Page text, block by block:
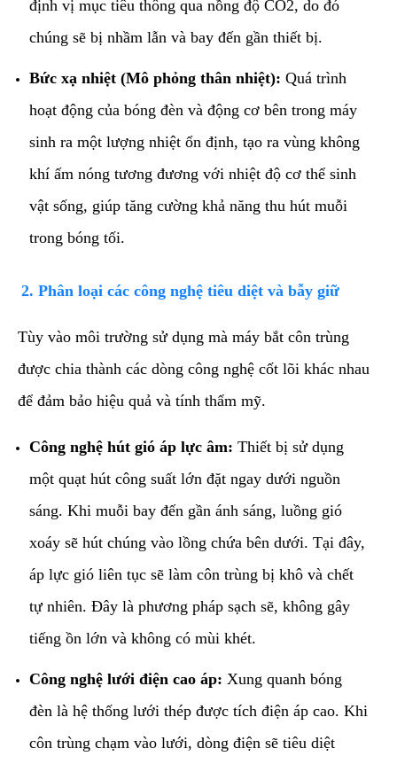
định vị mục tiêu thông qua nồng độ CO2, do đó
chúng sẽ bị nhầm lẫn và bay đến gần thiết bị.
Bức xạ nhiệt (Mô phỏng thân nhiệt): Quá trình
hoạt động của bóng đèn và động cơ bên trong máy
sinh ra một lượng nhiệt ổn định, tạo ra vùng không
khí ấm nóng tương đương với nhiệt độ cơ thể sinh
vật sống, giúp tăng cường khả năng thu hút muỗi
trong bóng tối.
​2. Phân loại các công nghệ tiêu diệt và bẫy giữ
​Tùy vào môi trường sử dụng mà máy bắt côn trùng
được chia thành các dòng công nghệ cốt lõi khác nhau
để đảm bảo hiệu quả và tính thẩm mỹ.
Công nghệ hút gió áp lực âm: Thiết bị sử dụng
một quạt hút công suất lớn đặt ngay dưới nguồn
sáng. Khi muỗi bay đến gần ánh sáng, luồng gió
xoáy sẽ hút chúng vào lồng chứa bên dưới. Tại đây,
áp lực gió liên tục sẽ làm côn trùng bị khô và chết
tự nhiên. Đây là phương pháp sạch sẽ, không gây
tiếng ồn lớn và không có mùi khét.
Công nghệ lưới điện cao áp: Xung quanh bóng
đèn là hệ thống lưới thép được tích điện áp cao. Khi
côn trùng chạm vào lưới, dòng điện sẽ tiêu diệt